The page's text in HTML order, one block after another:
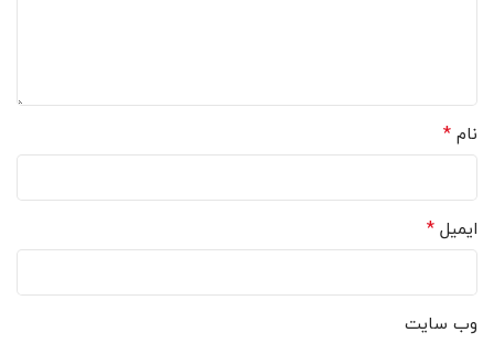
نام *
ایمیل *
وب‌ سایت